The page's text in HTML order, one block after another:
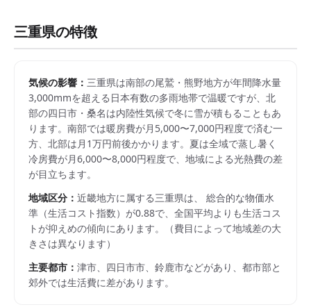
三重県の特徴
気候の影響： 三重県は南部の尾鷲・熊野地方が年間降水量
3,000mmを超える日本有数の多雨地帯で温暖ですが、北
部の四日市・桑名は内陸性気候で冬に雪が積もることもあ
ります。南部では暖房費が月5,000〜7,000円程度で済む一
方、北部は月1万円前後かかります。夏は全域で蒸し暑く
冷房費が月6,000〜8,000円程度で、地域による光熱費の差
が目立ちます。
地域区分： 近畿地方に属する三重県は、 総合的な物価水
準（生活コスト指数）が0.88で、 全国平均よりも生活コス
トが抑えめの傾向にあります。
（費目によって地域差の大
きさは異なります）
主要都市： 津市、四日市市、鈴鹿市などがあり、都市部と
郊外では生活費に差があります。